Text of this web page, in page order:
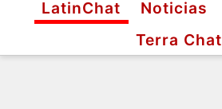
LatinChat
Noticias
Terra Chat